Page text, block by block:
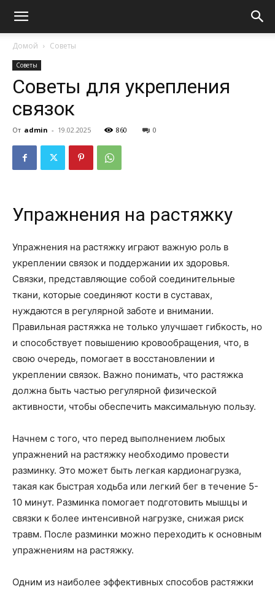
Домой Советы
Советы
Советы для укрепления
связок
От admin - 19.02.2025 860 0
Упражнения на растяжку
Упражнения на растяжку играют важную роль в
укреплении связок и поддержании их здоровья.
Связки, представляющие собой соединительные
ткани, которые соединяют кости в суставах,
нуждаются в регулярной заботе и внимании.
Правильная растяжка не только улучшает гибкость, но
и способствует повышению кровообращения, что, в
свою очередь, помогает в восстановлении и
укреплении связок. Важно понимать, что растяжка
должна быть частью регулярной физической
активности, чтобы обеспечить максимальную пользу.
Начнем с того, что перед выполнением любых
упражнений на растяжку необходимо провести
разминку. Это может быть легкая кардионагрузка,
такая как быстрая ходьба или легкий бег в течение 5-
10 минут. Разминка помогает подготовить мышцы и
связки к более интенсивной нагрузке, снижая риск
травм. После разминки можно переходить к основным
упражнениям на растяжку.
Одним из наиболее эффективных способов растяжки